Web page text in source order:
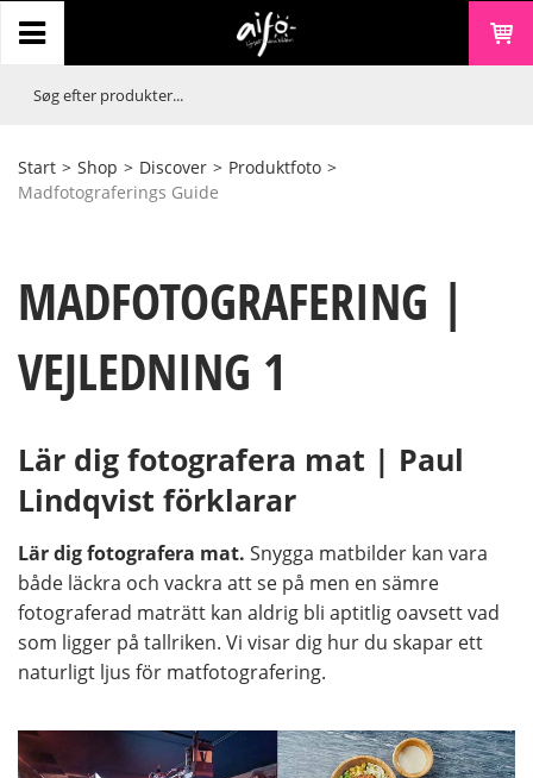
Start > Shop > Discover > Produktfoto >
Madfotograferings Guide
MADFOTOGRAFERING |
VEJLEDNING 1
Lär dig fotografera mat | Paul
Lindqvist förklarar
Lär dig fotografera mat. Snygga matbilder kan vara
både läckra och vackra att se på men en sämre
fotograferad maträtt kan aldrig bli aptitlig oavsett vad
som ligger på tallriken. Vi visar dig hur du skapar ett
naturligt ljus för matfotografering.